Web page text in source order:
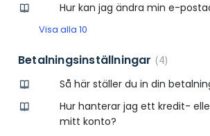
Hur kan jag ändra min e-
Visa alla 10
Betalningsinställningar
4
Så här ställer du in din
Hur hanterar jag ett kredit-
mitt konto?